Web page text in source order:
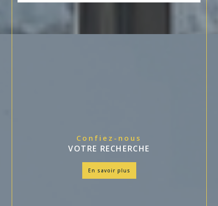
Confiez-nous
VOTRE RECHERCHE
en savoir plus